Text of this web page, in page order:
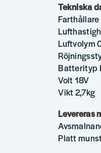
Tekniska
Farthållare
Luftvolym
Batterityp
Volt 18V
Vikt 2,7kg
Levereras
Platt